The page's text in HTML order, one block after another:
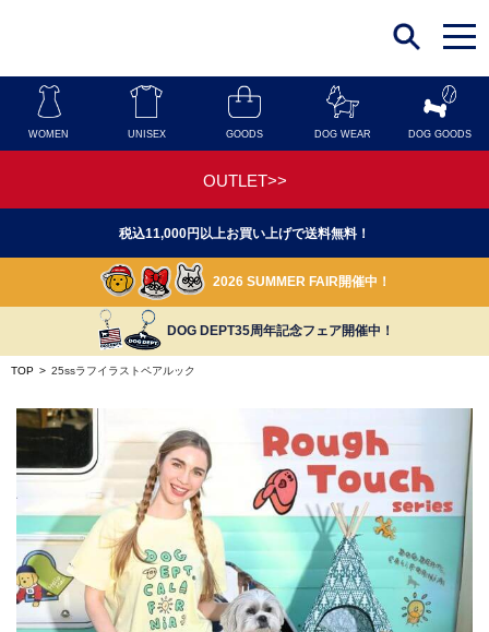
t
o
g
n
a
o
WOMEN UNISEX GOODS DOG WEAR DOG GOODS
OUTLET>>
税込11,000円以上お買い上げで送料無料！
2026 SUMMER FAIR開催中！
DOG DEPT35周年記念フェア開催中！
TOP > 25ssラフイラストペアルック